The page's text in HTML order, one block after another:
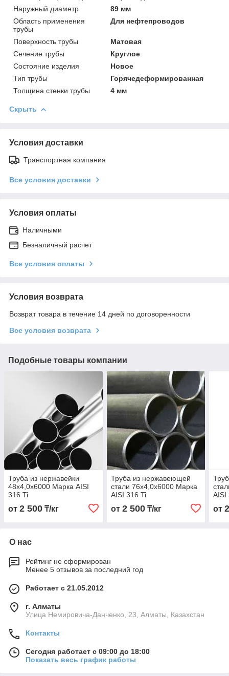
Наружный диаметр
89 мм
Область применения
трубы
Для нефтепроводов
Поверхность трубы
Матовая
Сечение трубы
Круглое
Состояние изделия
Новое
Тип трубы
Горячедеформированная
Толщина стенки трубы
4 мм
Скрыть
Условия доставки
Транспортная компания
Все условия доставки
Условия оплаты
Наличными
Безналичный расчет
Все условия оплаты
Условия возврата
Возврат товара в течение 14 дней по договоренности
Все условия возврата
Подобные товары компании
Труба из нержавейки
48х4,0х6000 Марка AISI
316 Ti
от 2 500 ₸/кг
Труба из нержавеющей
стали 76х4,0х6000 Марка
AISI 316 Ti
от 2 500₸/кг
AISI
от
О нас
Рейтинг не сформирован
Менее 5 отзывов за последний год
Работает с 21.05.2012
г. Алматы
Улица Немировича-Данченко, 23, Алматы, Казахстан
Контакты
Сегодня работает с 09:00 до 18:00
Показать весь график работы